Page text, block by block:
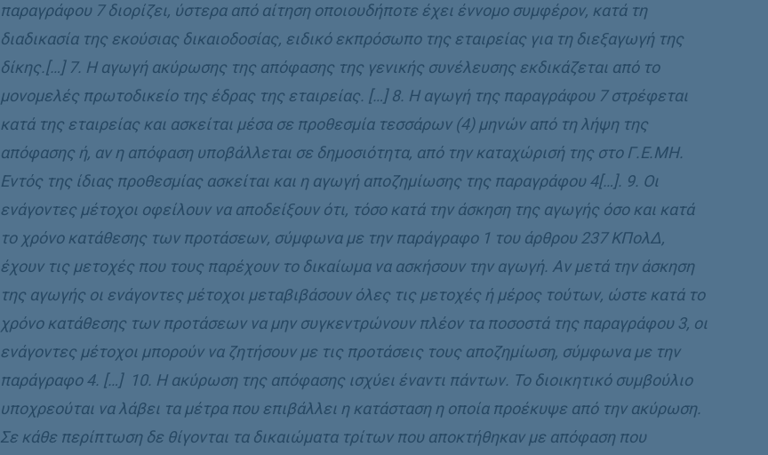
παραγράφου 7 διορίζει, ύστερα από αίτηση οποιουδήποτε έχει έννομο συμφέρον, κατά τη
διαδικασία της εκούσιας δικαιοδοσίας, ειδικό εκπρόσωπο της εταιρείας για τη διεξαγωγή της
δίκης.[…] 7. Η αγωγή ακύρωσης της απόφασης της γενικής συνέλευσης εκδικάζεται από το
μονομελές πρωτοδικείο της έδρας της εταιρείας. […] 8. Η αγωγή της παραγράφου 7 στρέφεται
κατά της εταιρείας και ασκείται μέσα σε προθεσμία τεσσάρων (4) μηνών από τη λήψη της
απόφασης ή, αν η απόφαση υποβάλλεται σε δημοσιότητα, από την καταχώρισή της στο Γ.Ε.ΜΗ.
Εντός της ίδιας προθεσμίας ασκείται και η αγωγή αποζημίωσης της παραγράφου 4[…]. 9. Οι
ενάγοντες μέτοχοι οφείλουν να αποδείξουν ότι, τόσο κατά την άσκηση της αγωγής όσο και κατά
το χρόνο κατάθεσης των προτάσεων, σύμφωνα με την παράγραφο 1 του άρθρου 237 ΚΠολΔ,
έχουν τις μετοχές που τους παρέχουν το δικαίωμα να ασκήσουν την αγωγή. Αν μετά την άσκηση
της αγωγής οι ενάγοντες μέτοχοι μεταβιβάσουν όλες τις μετοχές ή μέρος τούτων, ώστε κατά το
χρόνο κατάθεσης των προτάσεων να μην συγκεντρώνουν πλέον τα ποσοστά της παραγράφου 3, οι
ενάγοντες μέτοχοι μπορούν να ζητήσουν με τις προτάσεις τους αποζημίωση, σύμφωνα με την
παράγραφο 4. […] 10. Η ακύρωση της απόφασης ισχύει έναντι πάντων. Το διοικητικό συμβούλιο
υποχρεούται να λάβει τα μέτρα που επιβάλλει η κατάσταση η οποία προέκυψε από την ακύρωση.
Σε κάθε περίπτωση δε θίγονται τα δικαιώματα τρίτων που αποκτήθηκαν με απόφαση που